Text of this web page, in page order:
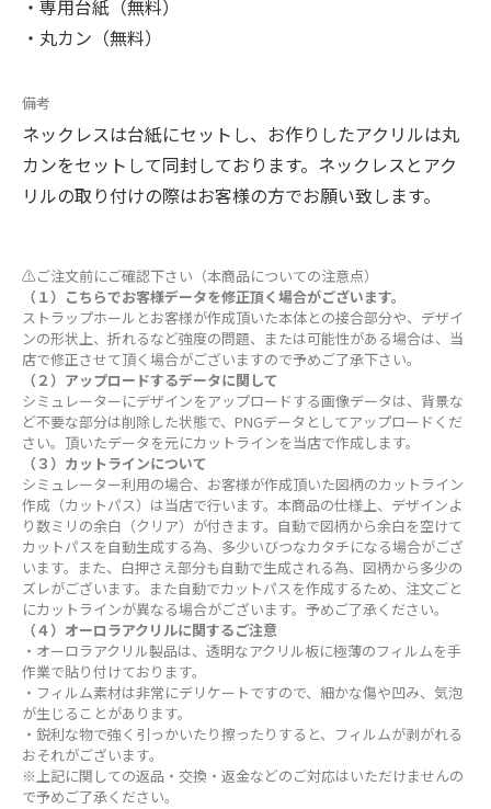
・専用台紙（無料）
・丸カン（無料）
備考
ネックレスは台紙にセットし、お作りしたアクリルは丸
カンをセットして同封しております。ネックレスとアク
リルの取り付けの際はお客様の方でお願い致します。
⚠ご注文前にご確認下さい（本商品についての注意点）
（１）こちらでお客様データを修正頂く場合がございます。
ストラップホールとお客様が作成頂いた本体との接合部分や、デザイ
ンの形状上、折れるなど強度の問題、または可能性がある場合は、当
店で修正させて頂く場合がございますので予めご了承下さい。
（２）アップロードするデータに関して
シミュレーターにデザインをアップロードする画像データは、背景な
ど不要な部分は削除した状態で、PNGデータとしてアップロードくだ
さい。頂いたデータを元にカットラインを当店で作成します。
（３）カットラインについて
シミュレーター利用の場合、お客様が作成頂いた図柄のカットライン
作成（カットパス）は当店で行います。本商品の仕様上、デザインよ
り数ミリの余白（クリア）が付きます。自動で図柄から余白を空けて
カットパスを自動生成する為、多少いびつなカタチになる場合がござ
います。また、白押さえ部分も自動で生成される為、図柄から多少の
ズレがございます。また自動でカットパスを作成するため、注文ごと
にカットラインが異なる場合がございます。予めご了承ください。
（４）オーロラアクリルに関するご注意
・オーロラアクリル製品は、透明なアクリル板に極薄のフィルムを手
作業で貼り付けております。
・フィルム素材は非常にデリケートですので、細かな傷や凹み、気泡
が生じることがあります。
・鋭利な物で強く引っかいたり擦ったりすると、フィルムが剥がれる
おそれがございます。
※上記に関しての返品・交換・返金などのご対応はいただけませんの
で予めご了承ください。